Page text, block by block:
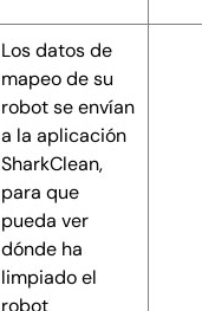
Los datos de
mapeo de su
robot se envían
a la aplicación
SharkClean,
para que
pueda ver
dónde ha
limpiado el
robot